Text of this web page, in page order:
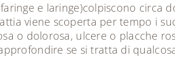
e laringe)colpiscono circa
viene scoperta per tempo i
o dolorosa, ulcere o placche
se si tratta di